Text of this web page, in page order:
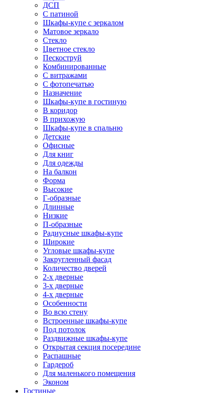
ДСП
С патиной
Шкафы-купе с зеркалом
Матовое зеркало
Стекло
Цветное стекло
Пескоструй
Комбинированные
С витражами
С фотопечатью
Назначение
Шкафы-купе в гостиную
В коридор
В прихожую
Шкафы-купе в спальню
Детские
Офисные
Для книг
Для одежды
На балкон
Форма
Высокие
Г-образные
Длинные
Низкие
П-образные
Радиусные шкафы-купе
Широкие
Угловые шкафы-купе
Закругленный фасад
Количество дверей
2-х дверные
3-х дверные
4-х дверные
Особенности
Во всю стену
Встроенные шкафы-купе
Под потолок
Раздвижные шкафы-купе
Открытая секция посередине
Распашные
Гардероб
Для маленького помещения
Эконом
Гостиные